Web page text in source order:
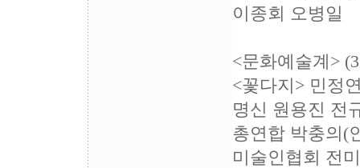
이종회 오병일
<문화예술계>
<꽃다지> 민정
명신 원용진 전
총연합 박충의(
미술인협회 전